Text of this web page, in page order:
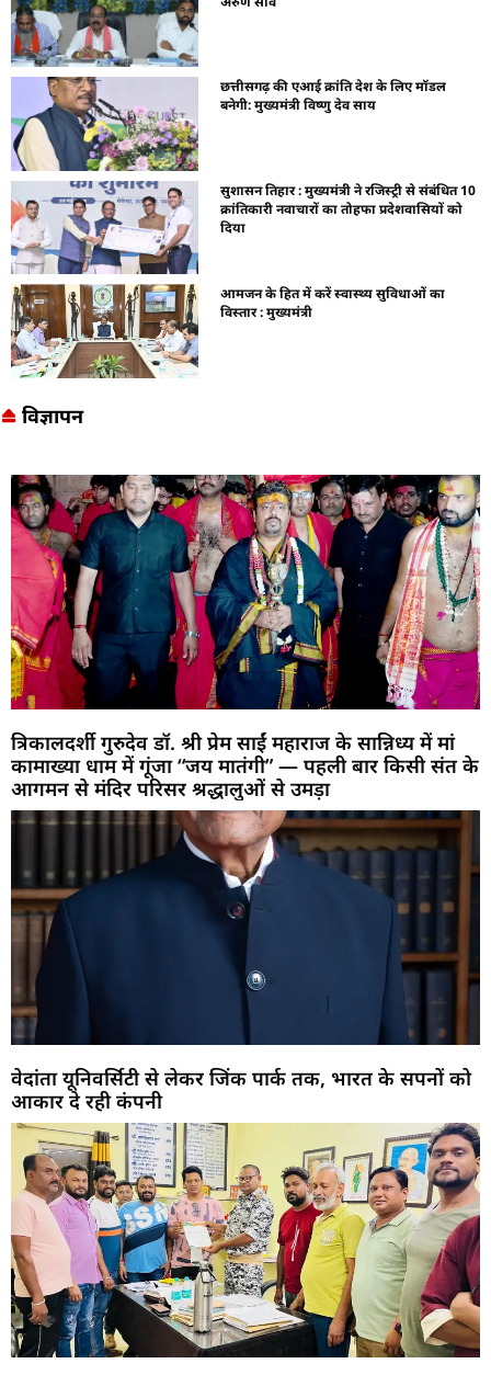
छत्तीसगढ़ की एआई क्रांति देश के लिए मॉडल
बनेगी: मुख्यमंत्री विष्णु देव साय
सुशासन तिहार : मुख्यमंत्री ने रजिस्ट्री से संबंधित 10
क्रांतिकारी नवाचारों का तोहफा प्रदेशवासियों को
दिया
आमजन के हित में करें स्वास्थ्य सुविधाओं का
विस्तार : मुख्यमंत्री
विज्ञापन
त्रिकालदर्शी गुरुदेव डॉ. श्री प्रेम साईं महाराज के सान्निध्य में मां
कामाख्या धाम में गूंजा “जय मातंगी” — पहली बार किसी संत के
आगमन से मंदिर परिसर श्रद्धालुओं से उमड़ा
वेदांता यूनिवर्सिटी से लेकर जिंक पार्क तक, भारत के सपनों को
आकार दे रही कंपनी